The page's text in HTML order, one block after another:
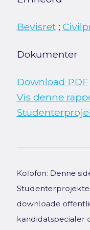
Bevisret;
Dokumenter
Download PDF
Vis denne
Kolofon: Denne
downloade
kandidatspecialer